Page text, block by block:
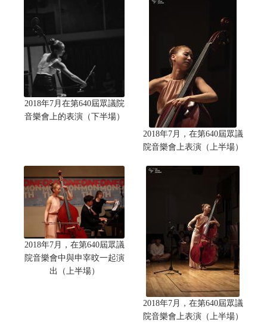
2018年7月在第640屆眾議院
音樂會上的表演（下半場）
2018年7月，在第640屆眾議
院音樂會上表演（上半場）
2018年7月，在第640屆眾議
院音樂會中與申宰旼一起演
出（上半場）
2018年7月，在第640屆眾議
院音樂會上表演（上半場）